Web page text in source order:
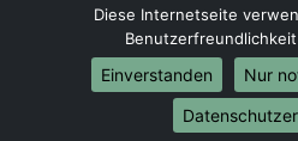
Umzug von
Umzug von
Internationale-Umzüge
Umzug von
Diese Internetseite
Einverstanden
Nur